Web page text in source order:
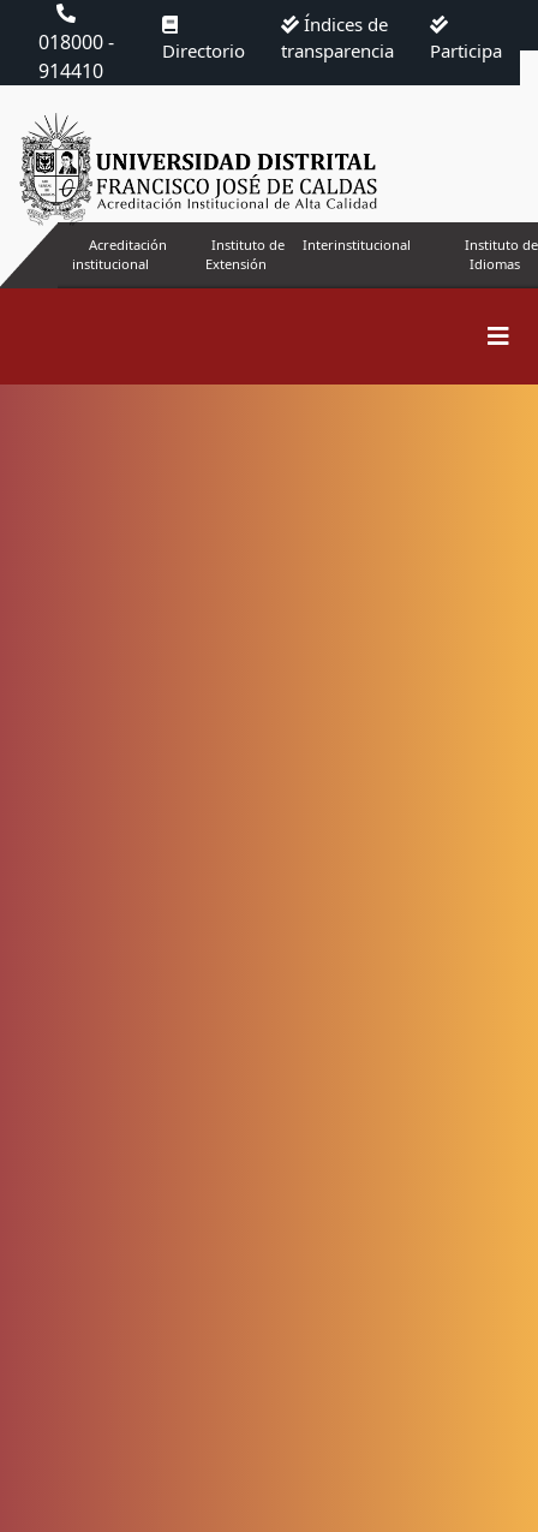
018000 -
914410
Directorio
Índices de
transparencia
Participa
Acreditación
institucional
Instituto de
Extensión
Interinstitucional
Instituto de
Idiomas